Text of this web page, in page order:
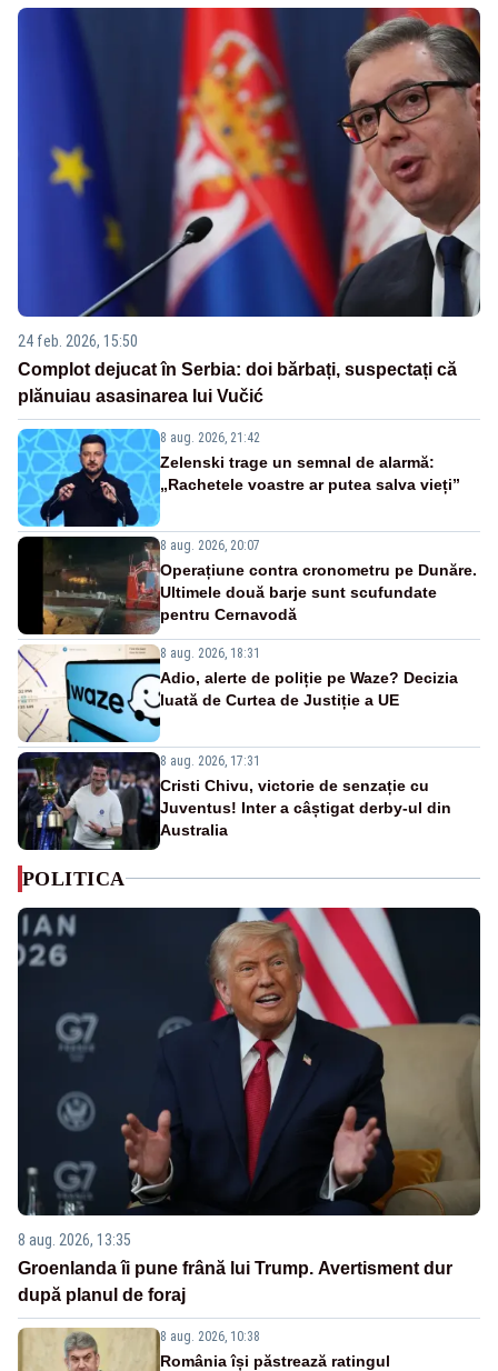
24 feb. 2026, 15:50
Complot dejucat în Serbia: doi bărbați, suspectați că
plănuiau asasinarea lui Vučić
8 aug. 2026, 21:42
Zelenski trage un semnal de alarmă:
„Rachetele voastre ar putea salva vieți”
8 aug. 2026, 20:07
Operațiune contra cronometru pe Dunăre.
Ultimele două barje sunt scufundate
pentru Cernavodă
8 aug. 2026, 18:31
Adio, alerte de poliție pe Waze? Decizia
luată de Curtea de Justiție a UE
8 aug. 2026, 17:31
Cristi Chivu, victorie de senzație cu
Juventus! Inter a câștigat derby-ul din
Australia
POLITICA
8 aug. 2026, 13:35
Groenlanda îi pune frână lui Trump. Avertisment dur
după planul de foraj
8 aug. 2026, 10:38
România își păstrează ratingul